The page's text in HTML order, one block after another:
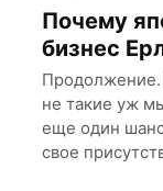
Почему
бизнес
не такие уж
еще один
свое